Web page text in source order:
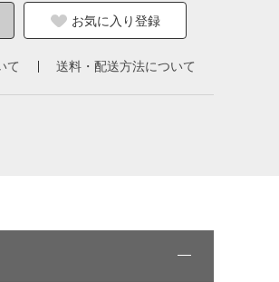
お気に入り登録
て 送料・配送方法について